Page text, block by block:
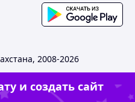
2008-2026
и создать сайт